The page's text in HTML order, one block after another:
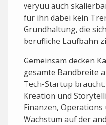
veryuu auch
für ihn dabei kein
Grundhaltung, die
berufliche Laufbahn
Gemeinsam decken
gesamte Bandbreite
Tech-Startup
Kreation und
Finanzen,
Wachstum auf der